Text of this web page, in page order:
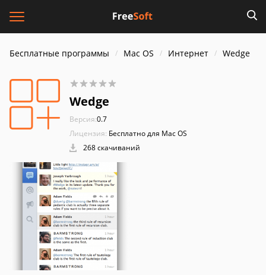
Бесплатные программы Mac OS Интернет Wedge
Wedge
Версия:0.7
Лицензия: Бесплатно для Mac OS
268 скачиваний